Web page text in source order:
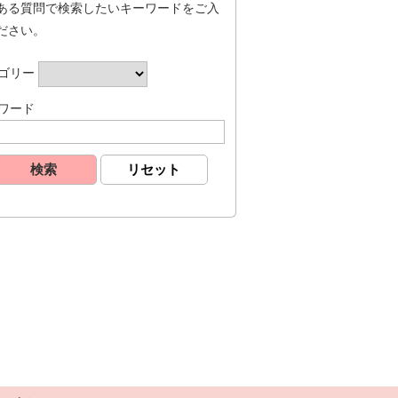
る質問で検索したいキーワードをご入
さい。
リー
ード